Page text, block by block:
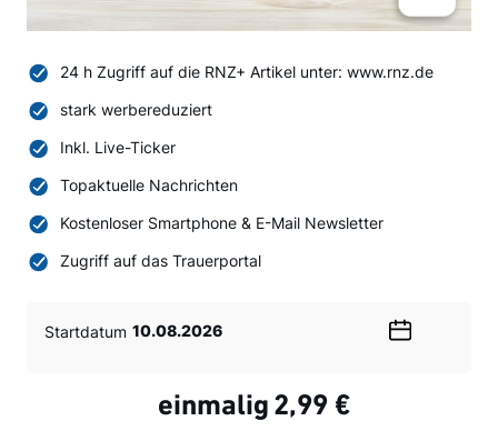
24 h Zugriff auf die RNZ+ Artikel unter: www.rnz.de
stark werbereduziert
Inkl. Live-Ticker
Topaktuelle Nachrichten
Kostenloser Smartphone & E-Mail Newsletter
Zugriff auf das Trauerportal
Startdatum
einmalig 2,99 €